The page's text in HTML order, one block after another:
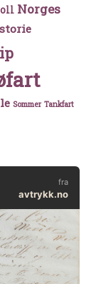
Norges
Sommer Tankfart